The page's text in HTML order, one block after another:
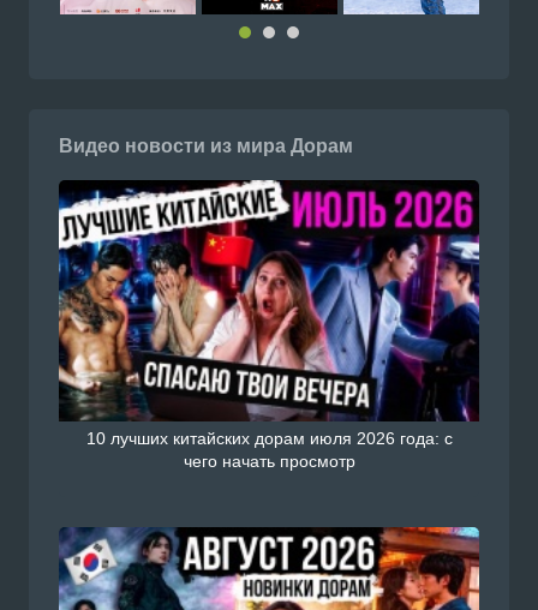
Видео новости из мира Дорам
10 лучших китайских дорам июля 2026 года: с
чего начать просмотр